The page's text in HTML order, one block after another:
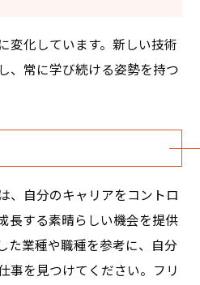
変化しています。新しい技術
、常に学び続ける姿勢を持つ
、自分のキャリアをコントロ
長する素晴らしい機会を提供
た業種や職種を参考に、自分
事を見つけてください。フリ